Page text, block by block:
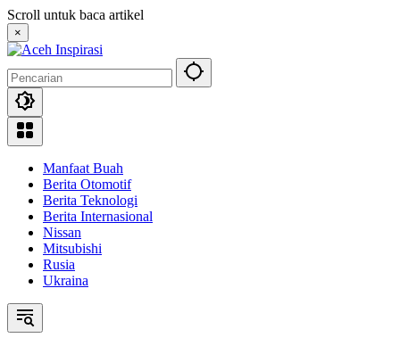
Langsung
ke
konten
Scroll untuk baca artikel
×
Manfaat Buah
Berita Otomotif
Berita Teknologi
Berita Internasional
Nissan
Mitsubishi
Rusia
Ukraina